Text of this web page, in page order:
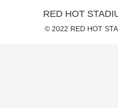
RED HOT
© 2022 RED HOT